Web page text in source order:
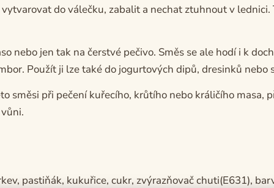
do válečku, zabalit a nechat ztuhnout v
nebo jen tak na čerstvé pečivo. Směs se ale hodí i k
Použít ji lze také do jogurtových dipů, dresinků
směsi při pečení kuřecího, krůtího nebo králičího masa,
pastiňák, kukuřice, cukr, zvýrazňovač chuti(E631),